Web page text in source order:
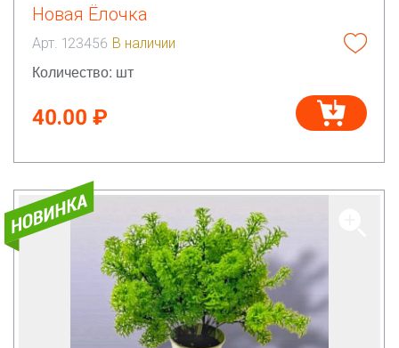
Новая Ёлочка
Арт. 123456 В наличии
Количество: шт
40.00 ₽